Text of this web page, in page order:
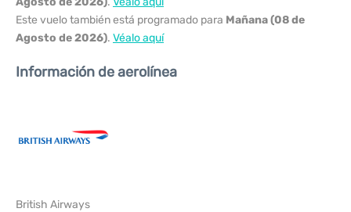
Este vuelo también está programado para Mañana (08 de
Agosto de 2026). Véalo aquí
Información de aerolínea
British Airways